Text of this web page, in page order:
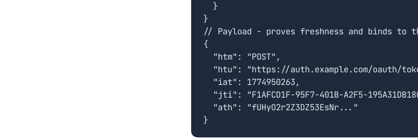
  }
}
// Payload - proves freshness and binds to
{
  "htm": "POST",
"htu": "https://auth.example.com/oauth/
  "iat": 1774950263,
"jti": "F1AFCD1F-95F7-401B-A2F5-
  "ath": "fUHyO2r2Z3DZ53EsNr..."
}